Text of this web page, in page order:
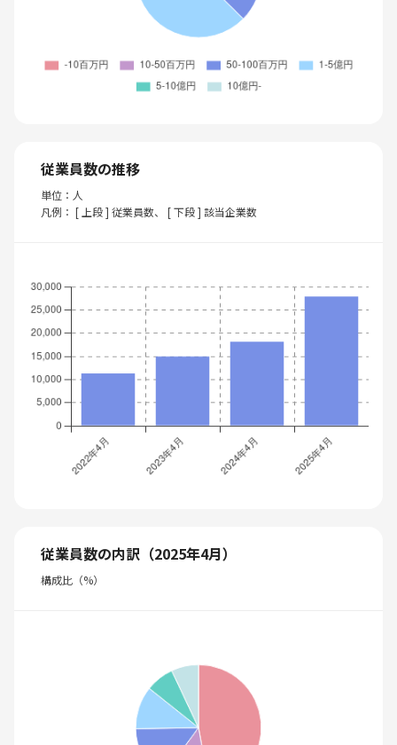
従業員数の推移
単位：人
凡例： [ 上段 ] 従業員数、 [ 下段 ] 該当企業数
従業員数の内訳（2025年4月）
構成比（%）